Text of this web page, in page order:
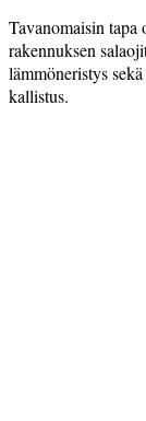
Tavanomaisin tapa
rakennuksen
lämmöneristys
kallistus.